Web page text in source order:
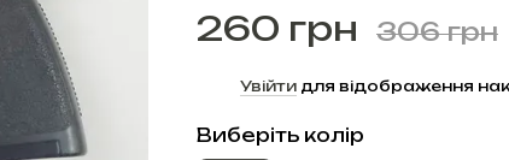
260 грн 306 грн
Увійтидля відображення
Виберіть колір